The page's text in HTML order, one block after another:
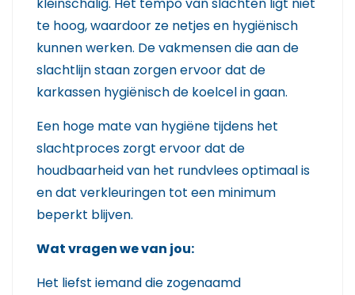
kleinschalig. Het tempo van slachten ligt niet
te hoog, waardoor ze netjes en hygiënisch
kunnen werken. De vakmensen die aan de
slachtlijn staan zorgen ervoor dat de
karkassen hygiënisch de koelcel in gaan.
Een hoge mate van hygiëne tijdens het
slachtproces zorgt ervoor dat de
houdbaarheid van het rundvlees optimaal is
en dat verkleuringen tot een minimum
beperkt blijven.
Wat vragen we van jou:
Het liefst iemand die zogenaamd